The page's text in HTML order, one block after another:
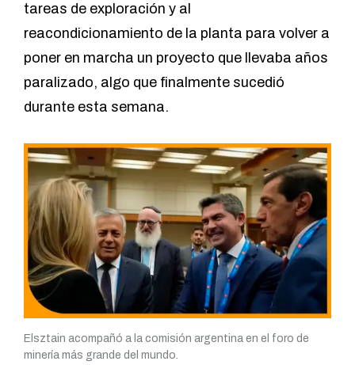
tareas de exploración y al
reacondicionamiento de la planta para volver a
poner en marcha un proyecto que llevaba años
paralizado, algo que finalmente sucedió
durante esta semana.
Elsztain acompañó a la comisión argentina en el foro de
minería más grande del mundo.